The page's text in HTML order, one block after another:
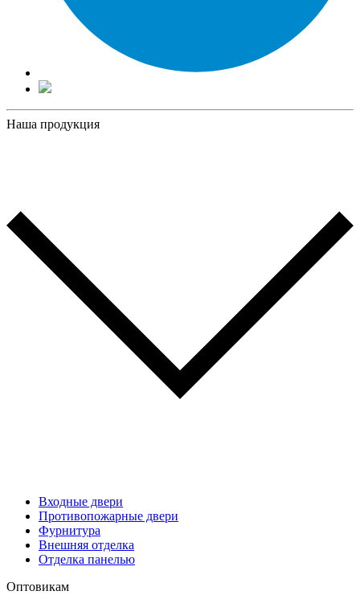
Наша продукция
Входные двери
Противопожарные двери
Фурнитура
Внешняя отделка
Отделка панелью
Оптовикам